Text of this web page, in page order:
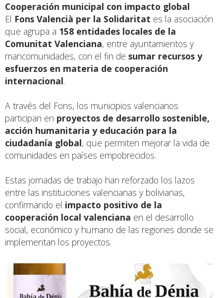
Cooperación municipal con impacto global
El Fons Valencià per la Solidaritat es la asociación
que agrupa a 158 entidades locales de la
Comunitat Valenciana, entre ayuntamientos y
mancomunidades, con el fin de sumar recursos y
esfuerzos en materia de cooperación
internacional.
A través del Fons, los municipios valencianos
participan en proyectos de desarrollo sostenible,
acción humanitaria y educación para la
ciudadanía global, que permiten mejorar la vida de
comunidades en países empobrecidos.
Estas jornadas de trabajo han reforzado los lazos
entre las instituciones valencianas y bolivianas,
confirmando el impacto positivo de la
cooperación local valenciana en el desarrollo
social, económico y humano de las regiones donde se
implementan los proyectos.